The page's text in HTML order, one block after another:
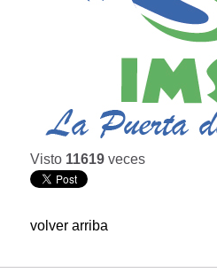
Visto 11619 veces
volver arriba